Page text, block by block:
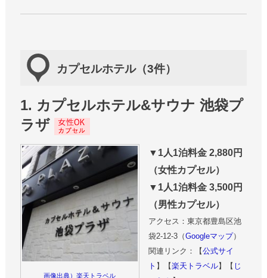
カプセルホテル（3件）
1. カプセルホテル&サウナ 池袋プ
ラザ
画像出典）楽天トラベル
▼1人1泊料金 2,880円
（女性カプセル）
▼1人1泊料金 3,500円
（男性カプセル）
アクセス：東京都豊島区池
袋2-12-3（Googleマップ）
関連リンク：【公式サイ
ト 】【楽天トラベル】【 じ